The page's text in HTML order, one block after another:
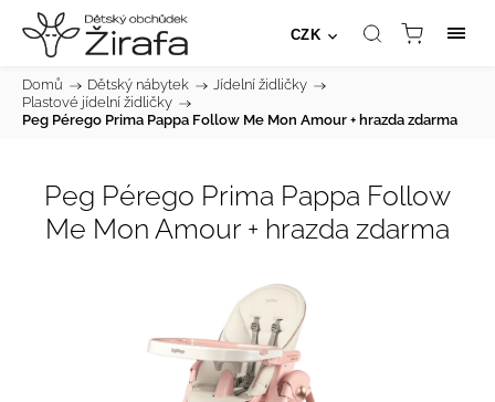
CZK
Domů / Dětský nábytek / Jídelní židličky /
Plastové jídelní židličky /
Peg Pérego Prima Pappa Follow Me Mon Amour + hrazda zdarma
Peg Pérego Prima Pappa Follow
Me Mon Amour + hrazda zdarma